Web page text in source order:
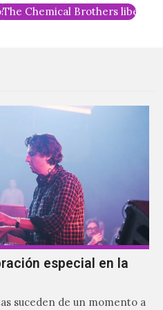
de Inda Midland, country
The Chemical Brothers liberó
especial en la
suceden de un momento a